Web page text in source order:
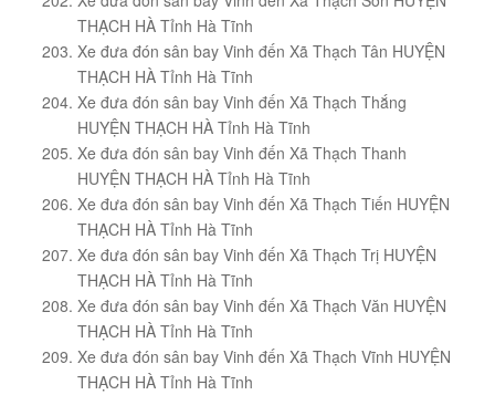
THẠCH HÀ Tỉnh Hà Tĩnh
Xe đưa đón sân bay Vinh đến Xã Thạch Tân HUYỆN
THẠCH HÀ Tỉnh Hà Tĩnh
Xe đưa đón sân bay Vinh đến Xã Thạch Thắng
HUYỆN THẠCH HÀ Tỉnh Hà Tĩnh
Xe đưa đón sân bay Vinh đến Xã Thạch Thanh
HUYỆN THẠCH HÀ Tỉnh Hà Tĩnh
Xe đưa đón sân bay Vinh đến Xã Thạch Tiến HUYỆN
THẠCH HÀ Tỉnh Hà Tĩnh
Xe đưa đón sân bay Vinh đến Xã Thạch Trị HUYỆN
THẠCH HÀ Tỉnh Hà Tĩnh
Xe đưa đón sân bay Vinh đến Xã Thạch Văn HUYỆN
THẠCH HÀ Tỉnh Hà Tĩnh
Xe đưa đón sân bay Vinh đến Xã Thạch Vĩnh HUYỆN
THẠCH HÀ Tỉnh Hà Tĩnh